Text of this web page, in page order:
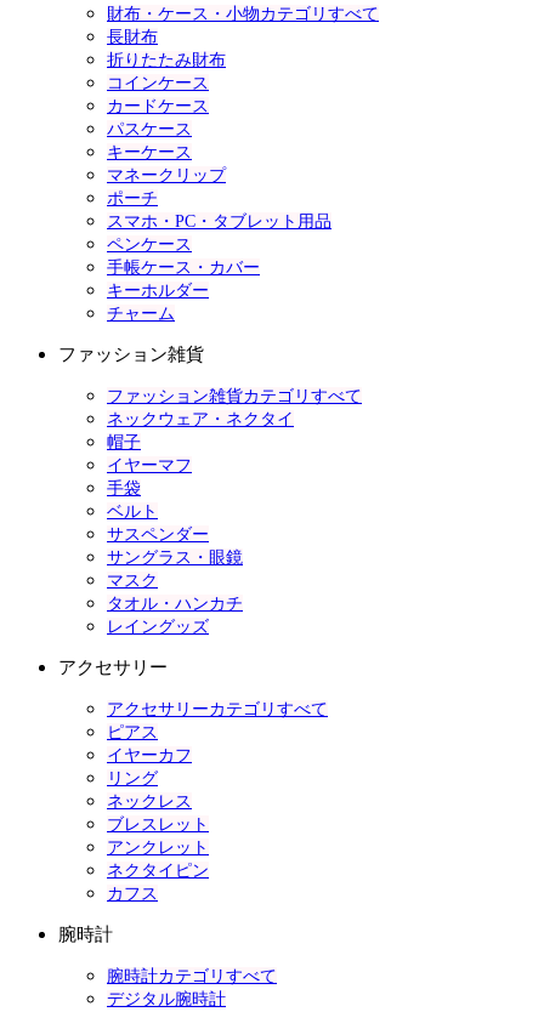
財布・ケース・小物カテゴリすべて
長財布
折りたたみ財布
コインケース
カードケース
パスケース
キーケース
マネークリップ
ポーチ
スマホ・PC・タブレット用品
ペンケース
手帳ケース・カバー
キーホルダー
チャーム
ファッション雑貨
ファッション雑貨カテゴリすべて
ネックウェア・ネクタイ
帽子
イヤーマフ
手袋
ベルト
サスペンダー
サングラス・眼鏡
マスク
タオル・ハンカチ
レイングッズ
アクセサリー
アクセサリーカテゴリすべて
ピアス
イヤーカフ
リング
ネックレス
ブレスレット
アンクレット
ネクタイピン
カフス
腕時計
腕時計カテゴリすべて
デジタル腕時計